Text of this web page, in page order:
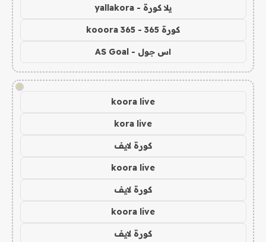
يلا كورة - yallakora
كورة 365 - kooora 365
اس جول - AS Goal
!
koora live
kora live
كورة لايف
koora live
كورة لايف
koora live
كورة لايف